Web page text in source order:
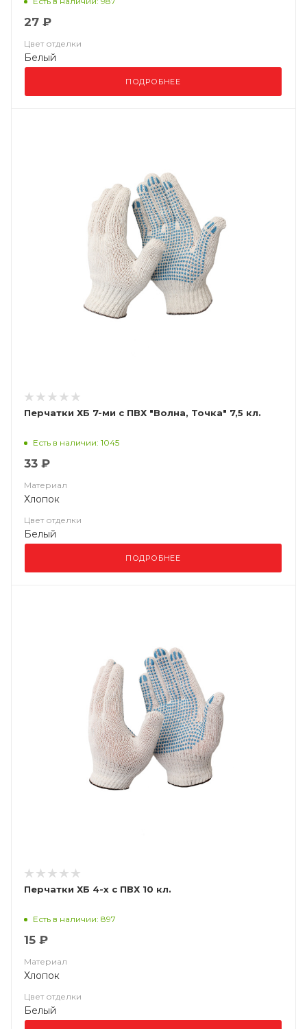
27 ₽
Цвет отделки
Белый
ПОДРОБНЕЕ
Перчатки ХБ 7-ми с ПВХ "Волна, Точка" 7,5 кл.
Есть в наличии: 1045
33 ₽
Материал
Хлопок
Цвет отделки
Белый
ПОДРОБНЕЕ
Перчатки ХБ 4-х с ПВХ 10 кл.
Есть в наличии: 897
15 ₽
Материал
Хлопок
Цвет отделки
Белый